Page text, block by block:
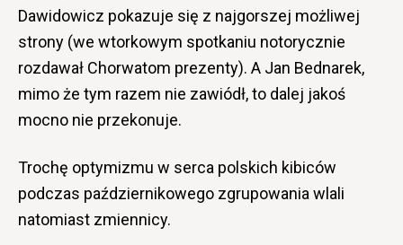
Dawidowicz pokazuje się z najgorszej możliwej
strony (we wtorkowym spotkaniu notorycznie
rozdawał Chorwatom prezenty). A Jan Bednarek,
mimo że tym razem nie zawiódł, to dalej jakoś
mocno nie przekonuje.
Trochę optymizmu w serca polskich kibiców
podczas październikowego zgrupowania wlali
natomiast zmiennicy.